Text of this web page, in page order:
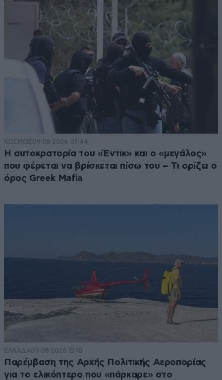
ΚΟΣΜΟΣ09·08·2026 07:44
Η αυτοκρατορία του «Έντικ» και ο «μεγάλος»
που φέρεται να βρίσκεται πίσω του – Τι ορίζει ο
όρος Greek Mafia
ΕΛΛΑΔΑ09·08·2026 15:18
Παρέμβαση της Αρχής Πολιτικής Αεροπορίας
για το ελικόπτερο που «πάρκαρε» στο